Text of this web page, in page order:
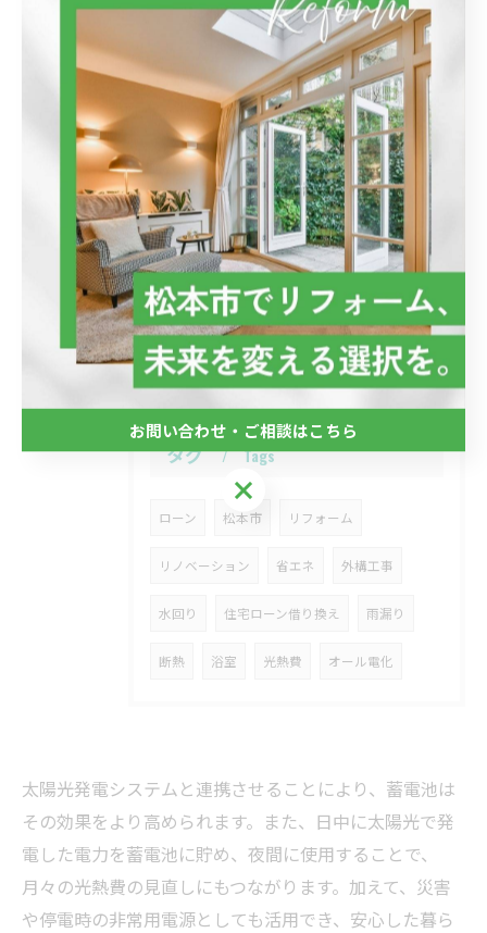
2026/01/23
水廻りのリフォーム
2025/09/02
カーポート
2025/08/09
外壁塗装工事
タグ Tags
ローン 松本市 リフォーム
リノベーション 省エネ 外構工事
水回り 住宅ローン借り換え 雨漏り
断熱 浴室 光熱費 オール電化
太陽光発電システムと連携させることにより、蓄電池は
その効果をより高められます。また、日中に太陽光で発
電した電力を蓄電池に貯め、夜間に使用することで、
月々の光熱費の見直しにもつながります。加えて、災害
や停電時の非常用電源としても活用でき、安心した暮ら
お問い合わせ・ご相談はこちら
お問い合わせ・ご相談はこちら